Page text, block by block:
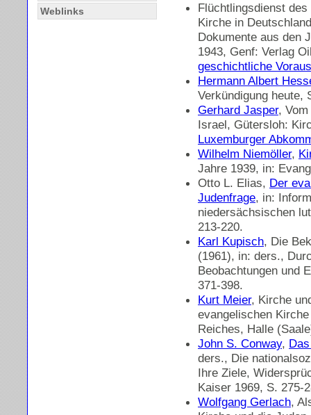
Weblinks
Flüchtlingsdienst des
Kirche in
Dokumente aus den
1943, Genf: Verlag
geschichtliche
Hermann Albert
Verkündigung heute,
Gerhard Jasper,
Israel, Gütersloh:
Luxemburger
Wilhelm Niemöller,
Jahre 1939, in:
Otto L. Elias, Der
Judenfrage, in:
niedersächsischen
213-220.
Karl Kupisch, Die
(1961), in: ders.,
Beobachtungen und
371-398.
Kurt Meier, Kirche
evangelischen
Reiches, Halle
John S. Conway,
ders., Die
Ihre Ziele,
Kaiser 1969, S. 275-
Wolfgang Gerlach,